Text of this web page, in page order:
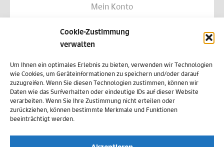
Cookie-Zustimmung
verwalten
Um Ihnen ein optimales Erlebnis zu bieten, verwenden wir Technologien
wie Cookies, um Geräteinformationen zu speichern und/oder darauf
zuzugreifen. Wenn Sie diesen Technologien zustimmen, können wir
Daten wie das Surfverhalten oder eindeutige IDs auf dieser Website
verarbeiten. Wenn Sie Ihre Zustimmung nicht erteilen oder
zurückziehen, können bestimmte Merkmale und Funktionen
beeinträchtigt werden.
Mein Konto
Allgemeine Geschäftsbedingungen
Datenschutz
Widerruf
Zahlungsweisen
Versand & Lieferung